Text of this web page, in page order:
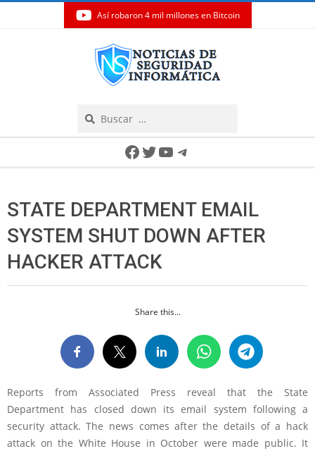
Así robaron 4 mil millones en Bitcoin
Facebook
Twitter
YouTube
Telegram
STATE DEPARTMENT EMAIL
SYSTEM SHUT DOWN AFTER
HACKER ATTACK
Share this...
Reports from Associated Press reveal that the State
Department has closed down its email system following a
security attack. The news comes after the details of a hack
attack on the White House in October were made public. It